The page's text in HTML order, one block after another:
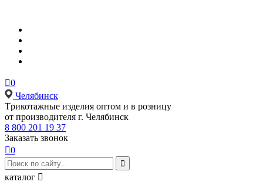
0
Челябинск
Tрикотажные изделия оптом и в розницу
от производителя г. Челябинск
8 800 201 19 37
Заказать звонок
0

каталог 